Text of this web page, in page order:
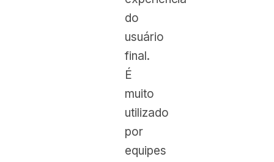
do
usuário
final.
É
muito
utilizado
por
equipes